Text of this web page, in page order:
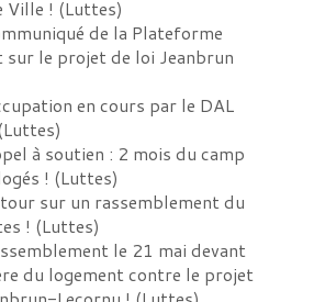
Ville ! (Luttes)
de la Plateforme
sur le projet de loi Jeanbrun
en cours par le DAL
Luttes)
à soutien : 2 mois du camp
! (Luttes)
sur un rassemblement du
! (Luttes)
le 21 mai devant
du logement contre le projet